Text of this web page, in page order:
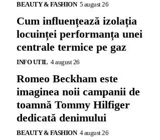
BEAUTY & FASHION 5 august 26
Cum influențează izolația
locuinței performanța unei
centrale termice pe gaz
INFO UTIL 4 august 26
Romeo Beckham este
imaginea noii campanii de
toamnă Tommy Hilfiger
dedicată denimului
BEAUTY & FASHION 4 august 26